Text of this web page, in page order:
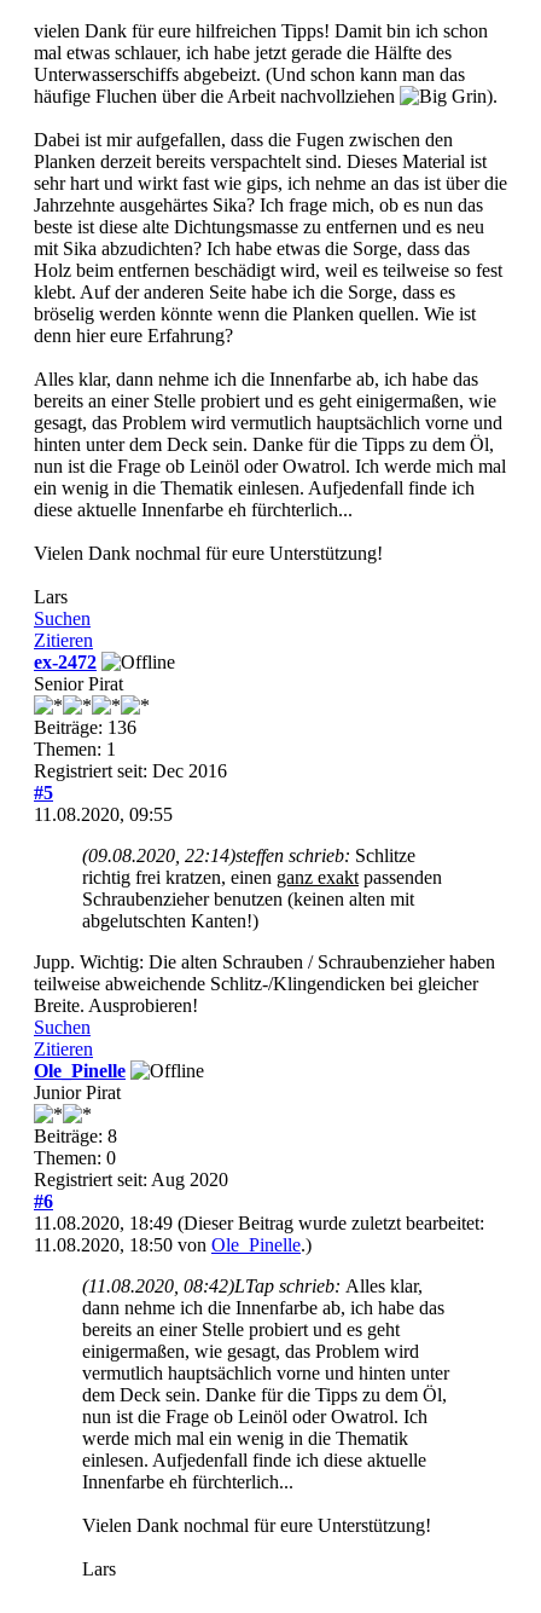
vielen Dank für eure hilfreichen Tipps! Damit bin ich schon
mal etwas schlauer, ich habe jetzt gerade die Hälfte des
Unterwasserschiffs abgebeizt. (Und schon kann man das
häufige Fluchen über die Arbeit nachvollziehen
).
Dabei ist mir aufgefallen, dass die Fugen zwischen den
Planken derzeit bereits verspachtelt sind. Dieses Material ist
sehr hart und wirkt fast wie gips, ich nehme an das ist über die
Jahrzehnte ausgehärtes Sika? Ich frage mich, ob es nun das
beste ist diese alte Dichtungsmasse zu entfernen und es neu
mit Sika abzudichten? Ich habe etwas die Sorge, dass das
Holz beim entfernen beschädigt wird, weil es teilweise so fest
klebt. Auf der anderen Seite habe ich die Sorge, dass es
bröselig werden könnte wenn die Planken quellen. Wie ist
denn hier eure Erfahrung?
Alles klar, dann nehme ich die Innenfarbe ab, ich habe das
bereits an einer Stelle probiert und es geht einigermaßen, wie
gesagt, das Problem wird vermutlich hauptsächlich vorne und
hinten unter dem Deck sein. Danke für die Tipps zu dem Öl,
nun ist die Frage ob Leinöl oder Owatrol. Ich werde mich mal
ein wenig in die Thematik einlesen. Aufjedenfall finde ich
diese aktuelle Innenfarbe eh fürchterlich...
Vielen Dank nochmal für eure Unterstützung!
Lars
Suchen
Zitieren
ex-2472
Senior Pirat
Beiträge: 136
Themen: 1
Registriert seit: Dec 2016
#5
11.08.2020, 09:55
(09.08.2020, 22:14)steffen schrieb: Schlitze
richtig frei kratzen, einen ganz exakt passenden
Schraubenzieher benutzen (keinen alten mit
abgelutschten Kanten!)
Jupp. Wichtig: Die alten Schrauben / Schraubenzieher haben
teilweise abweichende Schlitz-/Klingendicken bei gleicher
Breite. Ausprobieren!
Suchen
Zitieren
Ole_Pinelle
Junior Pirat
Beiträge: 8
Themen: 0
Registriert seit: Aug 2020
#6
11.08.2020, 18:49 (Dieser Beitrag wurde zuletzt bearbeitet:
11.08.2020, 18:50 von Ole_Pinelle.)
(11.08.2020, 08:42)LTap schrieb: Alles klar,
dann nehme ich die Innenfarbe ab, ich habe das
bereits an einer Stelle probiert und es geht
einigermaßen, wie gesagt, das Problem wird
vermutlich hauptsächlich vorne und hinten unter
dem Deck sein. Danke für die Tipps zu dem Öl,
nun ist die Frage ob Leinöl oder Owatrol. Ich
werde mich mal ein wenig in die Thematik
einlesen. Aufjedenfall finde ich diese aktuelle
Innenfarbe eh fürchterlich...
Vielen Dank nochmal für eure Unterstützung!
Lars